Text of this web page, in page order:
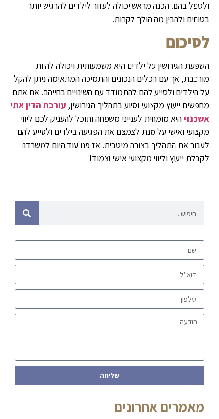
ולטפל בהם. הכנה מראש יכולה לעזור לילדים להרגיש יותר
בטוחים ולהבין מה הולך לקרות.
לסיכום
השפעת הגירושין על ילדים היא משמעותית ויכולה להיות
מורכבת, אך עם הכלים הנכונים והתמיכה המתאימה ניתן להקל
על הילדים ולסייע להם להתמודד עם השינויים בחייהם. אם אתם
מחפשים ייעוץ מקצועי וסיוע בתהליך הגירושין, עורכת הדין אתי
אשכנזיהיא מומחית לענייני משפחה ותוכל להעניק לכם ליווי
מקצועי ואישי על מנת לצמצם את הפגיעה בילדים ולסייע להם
לעבור את התהליך בצורה מיטבית. אז פנו עוד היום למשרדנו
לקבלת ייעוץ וליווי מקצועי אישי וצמוד!
שליחה
מאמרים אחרונים